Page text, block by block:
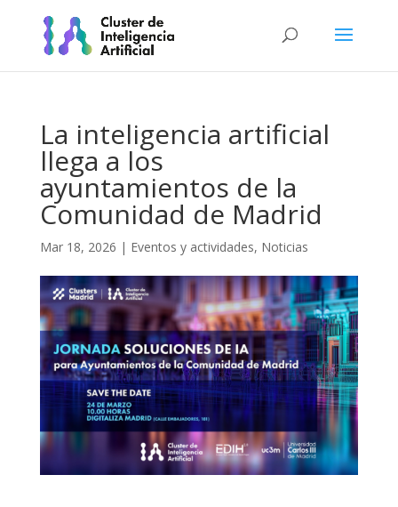
La inteligencia artificial
llega a los
ayuntamientos de la
Comunidad de Madrid
Mar 18, 2026 | Eventos y actividades, Noticias